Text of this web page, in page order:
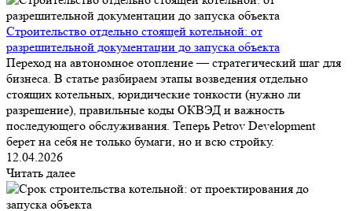
Строительство отдельно стоящей котельной: от
разрешительной документации до запуска объекта
Переход на автономное отопление — стратегический шаг для
бизнеса. В статье разбираем этапы возведения отдельно
стоящих котельных, юридические тонкости (нужно ли
разрешение), правильные коды ОКВЭД и важность
последующего обслуживания. Теперь Petrov Development
берет на себя не только бумаги, но и всю стройку.
12.04.2026
Читать далее